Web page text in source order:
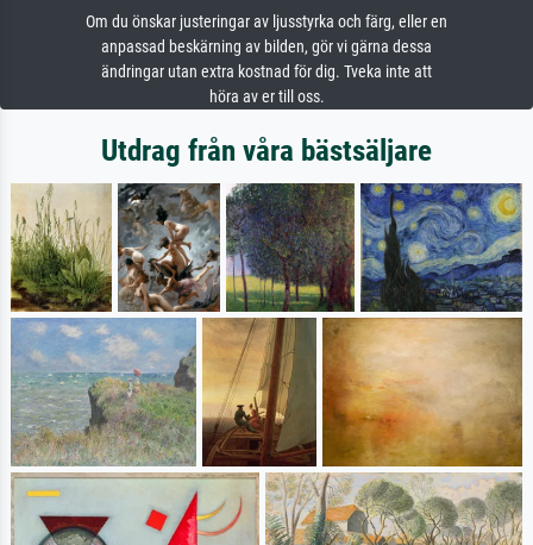
Om du önskar justeringar av ljusstyrka och färg, eller en
anpassad beskärning av bilden, gör vi gärna dessa
ändringar utan extra kostnad för dig. Tveka inte att
höra av er till oss.
Utdrag från våra bästsäljare